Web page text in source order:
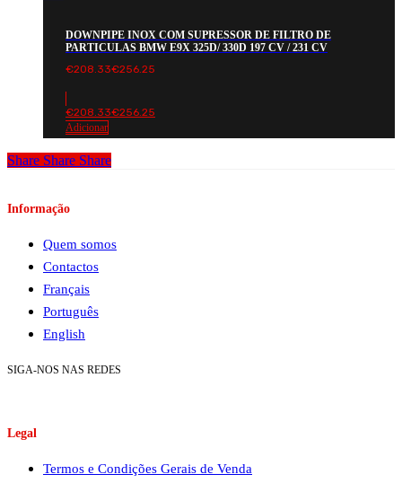
DOWNPIPE INOX COM SUPRESSOR DE FILTRO DE
PARTICULAS BMW E9X 325D/ 330D 197 CV / 231 CV
€208.33€256.25
€208.33€256.25
Adicionar
Share Share Share
Informação
Quem somos
Contactos
Français
Português
English
SIGA-NOS NAS REDES
Legal
Termos e Condições Gerais de Venda